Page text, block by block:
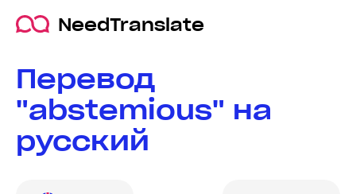
NeedTranslate
Перевод
"abstemious" на
русский